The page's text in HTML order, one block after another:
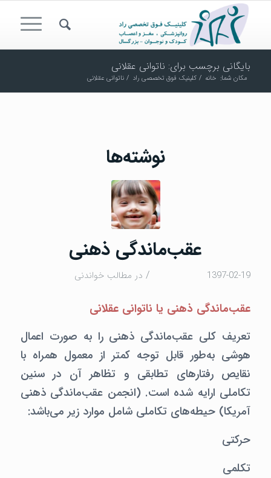
بایگانی برچسب برای: ناتوانی عقلانی
مکان شما: خانه / کلینیک فوق تخصصی راد / ناتوانی عقلانی
نوشته‌ها
عقب‌ماندگی ذهنی
1397-02-19
/ در مطالب خواندنی
عقب‌ماندگی ذهنی یا ناتوانی عقلانی
تعریف کلی عقب‌ماندگی ذهنی را به صورت اعمال
هوشی به‌طور قابل توجه کمتر از معمول همراه با
نقایص رفتارهای تطابقی و تظاهر آن در سنین
تکاملی ارایه شده است. (انجمن عقب‌ماندگی ذهنی
آمریکا) حیطه‌های تکاملی شامل موارد زیر می‌باشد:
حرکتی
تکلمی